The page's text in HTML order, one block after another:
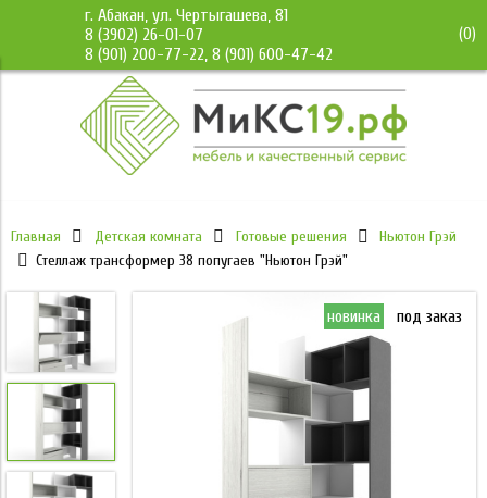
г. Абакан, ул. Чертыгашева, 81
8 (3902) 26-01-07
8 (901) 200-77-22, 8 (901) 600-47-42
(0)
Главная Детская комната Готовые решения
Ньютон Грэй
Стеллаж трансформер 38 попугаев "Ньютон Грэй"
под заказ новинка под заказ